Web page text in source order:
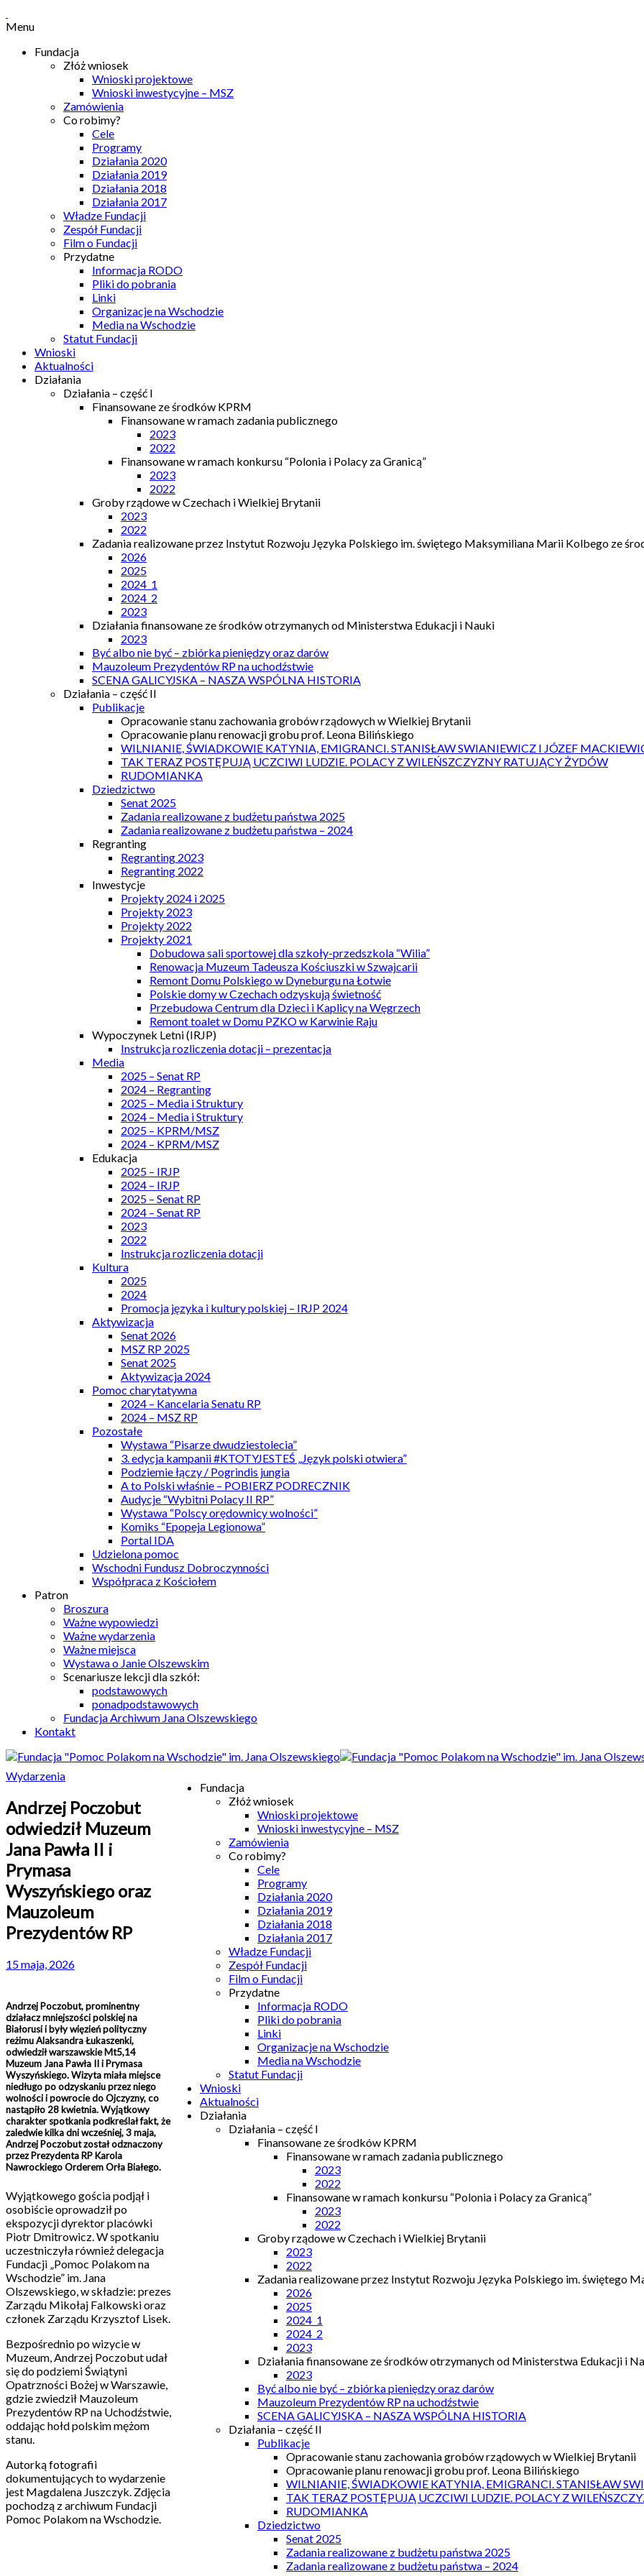
Menu
Fundacja
Złóż wniosek
Wnioski projektowe
Wnioski inwestycyjne – MSZ
Zamówienia
Co robimy?
Cele
Programy
Działania 2020
Działania 2019
Działania 2018
Działania 2017
Władze Fundacji
Zespół Fundacji
Film o Fundacji
Przydatne
Informacja RODO
Pliki do pobrania
Linki
Organizacje na Wschodzie
Media na Wschodzie
Statut Fundacji
Wnioski
Aktualności
Działania
Działania – część I
Finansowane ze środków KPRM
Finansowane w ramach zadania publicznego
2023
2022
Finansowane w ramach konkursu “Polonia i Polacy za Granicą”
2023
2022
Groby rządowe w Czechach i Wielkiej Brytanii
2023
2022
Zadania realizowane przez Instytut Rozwoju Języka Polskiego im. świętego Maksymiliana Marii Kolbego ze
2026
2025
2024_1
2024_2
2023
Działania finansowane ze środków otrzymanych od Ministerstwa Edukacji i Nauki
2023
Być albo nie być – zbiórka pieniędzy oraz darów
Mauzoleum Prezydentów RP na uchodźstwie
SCENA GALICYJSKA – NASZA WSPÓLNA HISTORIA
Działania – część II
Publikacje
Opracowanie stanu zachowania grobów rządowych w Wielkiej Brytanii
Opracowanie planu renowacji grobu prof. Leona Bilińskiego
WILNIANIE, ŚWIADKOWIE KATYNIA, EMIGRANCI. STANISŁAW SWIANIEWICZ I JÓZEF
TAK TERAZ POSTĘPUJĄ UCZCIWI LUDZIE. POLACY Z WILEŃSZCZYZNY RATUJĄCY ŻYDÓW
RUDOMIANKA
Dziedzictwo
Senat 2025
Zadania realizowane z budżetu państwa 2025
Zadania realizowane z budżetu państwa – 2024
Regranting
Regranting 2023
Regranting 2022
Inwestycje
Projekty 2024 i 2025
Projekty 2023
Projekty 2022
Projekty 2021
Dobudowa sali sportowej dla szkoły-przedszkola “Wilia”
Renowacja Muzeum Tadeusza Kościuszki w Szwajcarii
Remont Domu Polskiego w Dyneburgu na Łotwie
Polskie domy w Czechach odzyskują świetność
Przebudowa Centrum dla Dzieci i Kaplicy na Węgrzech
Remont toalet w Domu PZKO w Karwinie Raju
Wypoczynek Letni (IRJP)
Instrukcja rozliczenia dotacji – prezentacja
Media
2025 – Senat RP
2024 – Regranting
2025 – Media i Struktury
2024 – Media i Struktury
2025 – KPRM/MSZ
2024 – KPRM/MSZ
Edukacja
2025 – IRJP
2024 – IRJP
2025 – Senat RP
2024 – Senat RP
2023
2022
Instrukcja rozliczenia dotacji
Kultura
2025
2024
Promocja języka i kultury polskiej – IRJP 2024
Aktywizacja
Senat 2026
MSZ RP 2025
Senat 2025
Aktywizacja 2024
Pomoc charytatywna
2024 – Kancelaria Senatu RP
2024 – MSZ RP
Pozostałe
Wystawa “Pisarze dwudziestolecia”
3. edycja kampanii #KTOTYJESTEŚ „Język polski otwiera”
Podziemie łączy / Pogrindis jungia
A to Polski właśnie – POBIERZ PODRECZNIK
Audycje “Wybitni Polacy II RP”
Wystawa “Polscy orędownicy wolności”
Komiks “Epopeja Legionowa”
Portal IDA
Udzielona pomoc
Wschodni Fundusz Dobroczynności
Współpraca z Kościołem
Patron
Broszura
Ważne wypowiedzi
Ważne wydarzenia
Ważne miejsca
Wystawa o Janie Olszewskim
Scenariusze lekcji dla szkół:
podstawowych
ponadpodstawowych
Fundacja Archiwum Jana Olszewskiego
Kontakt
Fundacja
Złóż wniosek
Wnioski projektowe
Wnioski inwestycyjne – MSZ
Zamówienia
Co robimy?
Cele
Programy
Działania 2020
Działania 2019
Działania 2018
Działania 2017
Władze Fundacji
Zespół Fundacji
Film o Fundacji
Przydatne
Informacja RODO
Pliki do pobrania
Linki
Organizacje na Wschodzie
Media na Wschodzie
Statut Fundacji
Wnioski
Aktualności
Działania
Działania – część I
Finansowane ze środków KPRM
Finansowane w ramach zadania publicznego
2023
2022
Finansowane w ramach konkursu “Polonia i Polacy za Granicą”
2023
2022
Groby rządowe w Czechach i Wielkiej Brytanii
2023
2022
Zadania realizowane przez Instytut Rozwoju Języka Polskiego im. świętego
2026
2025
2024_1
2024_2
2023
Działania finansowane ze środków otrzymanych od Ministerstwa Edukacji i
2023
Być albo nie być – zbiórka pieniędzy oraz darów
Mauzoleum Prezydentów RP na uchodźstwie
SCENA GALICYJSKA – NASZA WSPÓLNA HISTORIA
Działania – część II
Publikacje
Opracowanie stanu zachowania grobów rządowych w Wielkiej Brytanii
Opracowanie planu renowacji grobu prof. Leona Bilińskiego
WILNIANIE, ŚWIADKOWIE KATYNIA, EMIGRANCI. STANISŁAW
TAK TERAZ POSTĘPUJĄ UCZCIWI LUDZIE. POLACY Z
RUDOMIANKA
Dziedzictwo
Senat 2025
Zadania realizowane z budżetu państwa 2025
Zadania realizowane z budżetu państwa – 2024
Wydarzenia
Andrzej Poczobut
odwiedził Muzeum
Jana Pawła II i
Prymasa
Wyszyńskiego oraz
Mauzoleum
Prezydentów RP
15 maja, 2026
Andrzej Poczobut, prominentny
działacz mniejszości polskiej na
Białorusi i były więzień polityczny
reżimu Alaksandra Łukaszenki,
odwiedził warszawskie Mt5,14
Muzeum Jana Pawła II i Prymasa
Wyszyńskiego. Wizyta miała miejsce
niedługo po odzyskaniu przez niego
wolności i powrocie do Ojczyzny, co
nastąpiło 28 kwietnia. Wyjątkowy
charakter spotkania podkreślał fakt, że
zaledwie kilka dni wcześniej, 3 maja,
Andrzej Poczobut został odznaczony
przez Prezydenta RP Karola
Nawrockiego Orderem Orła Białego.
Wyjątkowego gościa podjął i
osobiście oprowadził po
ekspozycji dyrektor placówki
Piotr Dmitrowicz. W spotkaniu
uczestniczyła również delegacja
Fundacji „Pomoc Polakom na
Wschodzie” im. Jana
Olszewskiego, w składzie: prezes
Zarządu Mikołaj Falkowski oraz
członek Zarządu Krzysztof Lisek.
Bezpośrednio po wizycie w
Muzeum, Andrzej Poczobut udał
się do podziemi Świątyni
Opatrzności Bożej w Warszawie,
gdzie zwiedził Mauzoleum
Prezydentów RP na Uchodźstwie,
oddając hołd polskim mężom
stanu.
Autorką fotografii
dokumentujących to wydarzenie
jest Magdalena Juszczyk. Zdjęcia
pochodzą z archiwum Fundacji
Pomoc Polakom na Wschodzie.